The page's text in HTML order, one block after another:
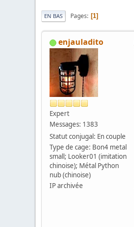
EN BAS Pages 1
enjauladito
Expert
Messages: 1383
Statut conjugal: En couple
Type de cage: Bon4 metal
small; Looker01 (imitation
chinoise); Métal Python
nub (chinoise)
IP archivée